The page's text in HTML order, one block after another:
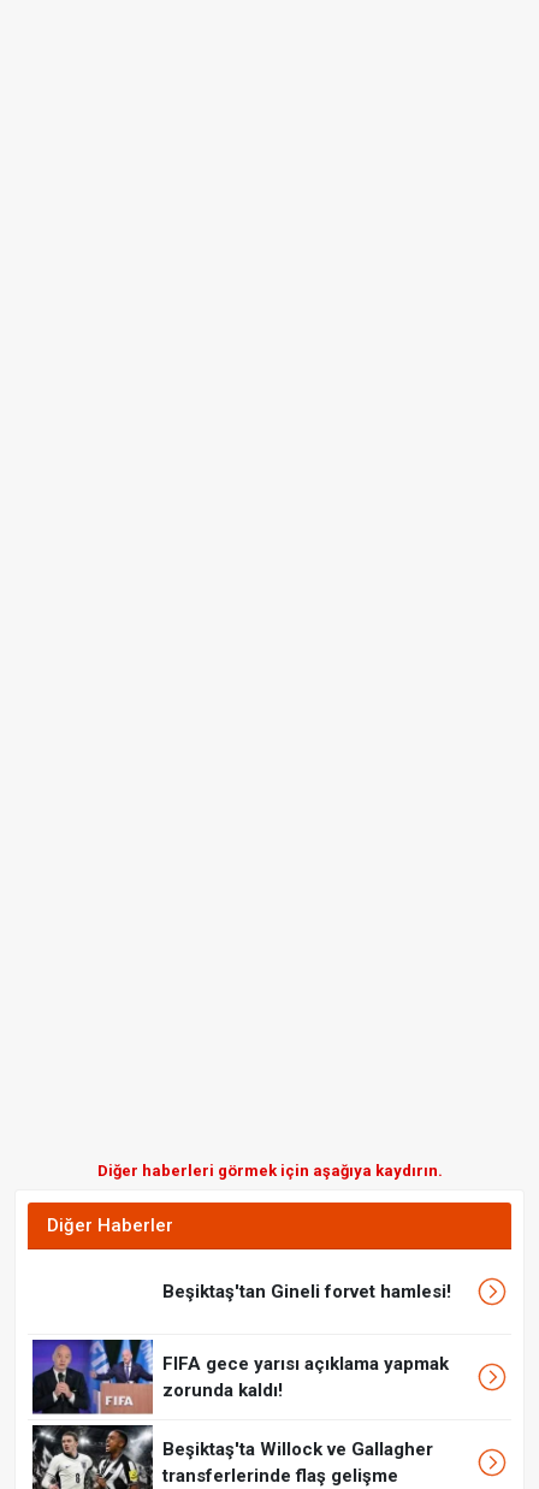
Diğer haberleri görmek için aşağıya kaydırın.
Diğer Haberler
Beşiktaş'tan Gineli forvet hamlesi!
FIFA gece yarısı açıklama yapmak
zorunda kaldı!
Beşiktaş'ta Willock ve Gallagher
transferlerinde flaş gelişme